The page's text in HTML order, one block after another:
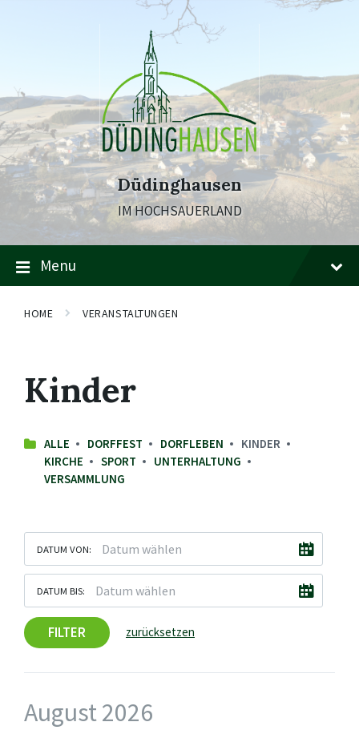
Düdinghausen
IM HOCHSAUERLAND
Menu
HOME VERANSTALTUNGEN
Kinder
ALLE DORFFEST DORFLEBEN
KINDER
KIRCHE
SPORT
UNTERHALTUNG
VERSAMMLUNG
DATUM VON:
DATUM BIS:
FILTER zurücksetzen
August 2026